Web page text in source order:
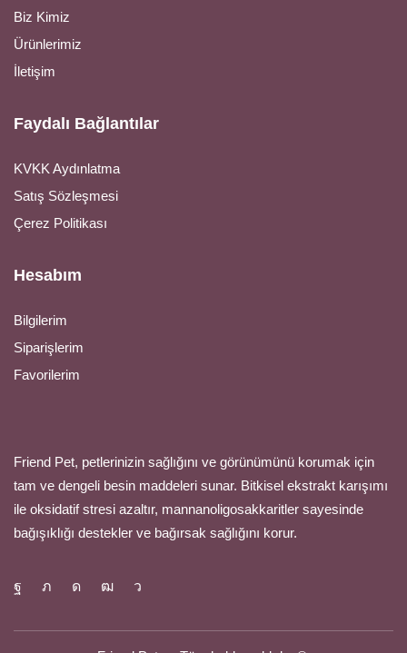
Biz Kimiz
Ürünlerimiz
İletişim
Faydalı Bağlantılar
KVKK Aydınlatma
Satış Sözleşmesi
Çerez Politikası
Hesabım
Bilgilerim
Siparişlerim
Favorilerim
Friend Pet, petlerinizin sağlığını ve görünümünü korumak için
tam ve dengeli besin maddeleri sunar. Bitkisel ekstrakt karışımı
ile oksidatif stresi azaltır, mannanoligosakkaritler sayesinde
bağışıklığı destekler ve bağırsak sağlığını korur.